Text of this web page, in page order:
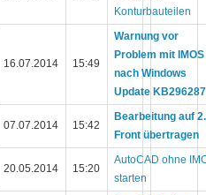
Konturbauteilen
16.07.2014 15:49
Warnung vor
Problem mit IMOS
nach Windows
Update
07.07.2014 15:42
Bearbeitung auf 2.
Front übertragen
20.05.2014 15:20
AutoCAD ohne
starten